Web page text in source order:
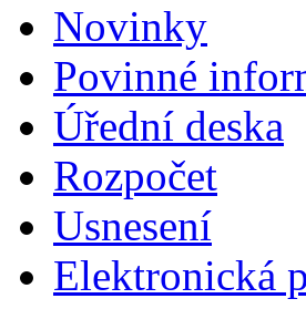
Novinky
Povinné
Úřední deska
Rozpočet
Usnesení
Elektronická